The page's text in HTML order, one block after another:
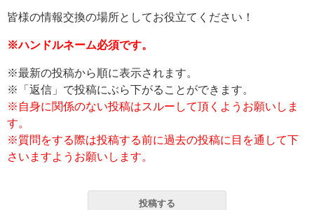
皆様の情報交換の場所としてお役立てください！
※ハンドルネーム必須です。
※最新の投稿から順に表示されます。
※「返信」で投稿にぶら下がることができます。
※自身に関係のない投稿はスルーして頂くようお願いしま
す。
※質問をする際は投稿する前に過去の投稿に目を通して下
さいますようお願いします。
投稿する